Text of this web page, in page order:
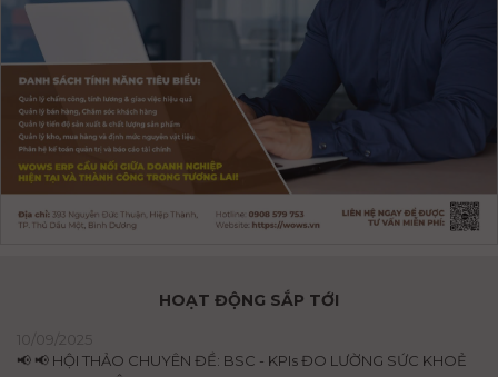
HOẠT ĐỘNG SẮP TỚI
10/09/2025
📢 📢 HỘI THẢO CHUYÊN ĐỀ: BSC - KPIs ĐO LƯỜNG SỨC KHOẺ